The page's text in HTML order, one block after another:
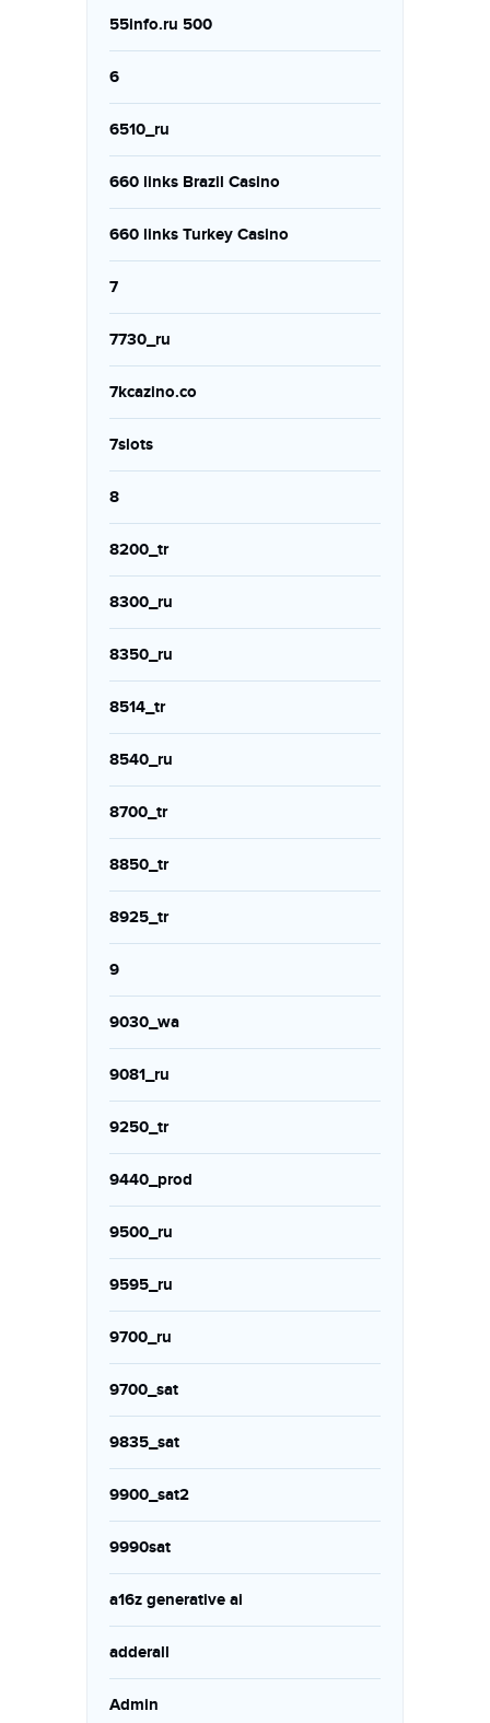
55info.ru 500
6
6510_ru
660 links Brazil Casino
660 links Turkey Casino
7
7730_ru
7kcazino.co
7slots
8
8200_tr
8300_ru
8350_ru
8514_tr
8540_ru
8700_tr
8850_tr
8925_tr
9
9030_wa
9081_ru
9250_tr
9440_prod
9500_ru
9595_ru
9700_ru
9700_sat
9835_sat
9900_sat2
9990sat
a16z generative ai
adderall
Admin